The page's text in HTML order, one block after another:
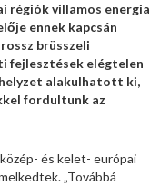
régiók villamos energia
ennek kapcsán
brüsszeli
fejlesztések elégtelen
alakulhatott ki,
fordultunk az
és kelet- európai
„Továbbá